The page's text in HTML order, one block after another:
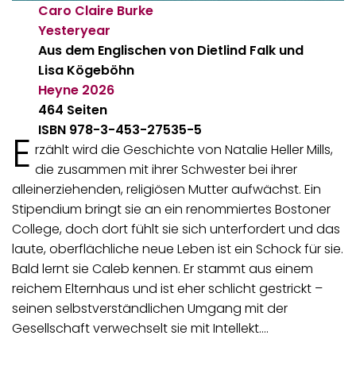
Caro Claire Burke
Yesteryear
Aus dem Englischen von Dietlind Falk und
Lisa Kögeböhn
Heyne 2026
464 Seiten
ISBN 978-3-453-27535-5
E rzählt wird die Geschichte von Natalie Heller Mills,
die zusammen mit ihrer Schwester bei ihrer
alleinerziehenden, religiösen Mutter aufwächst. Ein
Stipendium bringt sie an ein renommiertes Bostoner
College, doch dort fühlt sie sich unterfordert und das
laute, oberflächliche neue Leben ist ein Schock für sie.
Bald lernt sie Caleb kennen. Er stammt aus einem
reichem Elternhaus und ist eher schlicht gestrickt –
seinen selbstverständlichen Umgang mit der
Gesellschaft verwechselt sie mit Intellekt.…